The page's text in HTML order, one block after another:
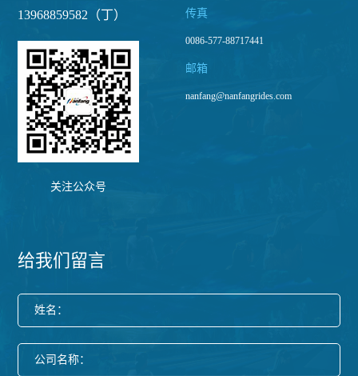
13968859582（丁）
关注公众号
传真
0086-577-88717441
邮箱
nanfang@nanfangrides.com
给我们留言
姓名：
公司名称：